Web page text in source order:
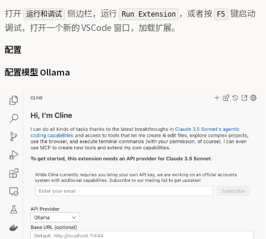
打开 运行和调试 侧边栏，运行 Run Extension ，或者按 F5 键启动
调试，打开一个新的 VSCode 窗口，加载扩展。
配置
配置模型 Ollama